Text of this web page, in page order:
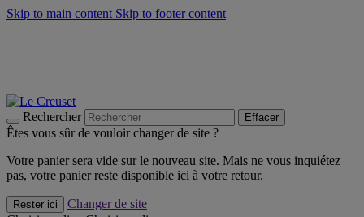
Skip to main content Skip to footer content
Rechercher Effacer
Êtes vous sûr de vouloir changer de site ?
Votre panier sera vide sur le nouveau site. Mais ne vous inquiétez
pas, votre panier reste disponible ici à votre retour.
Rester ici
Changer de site